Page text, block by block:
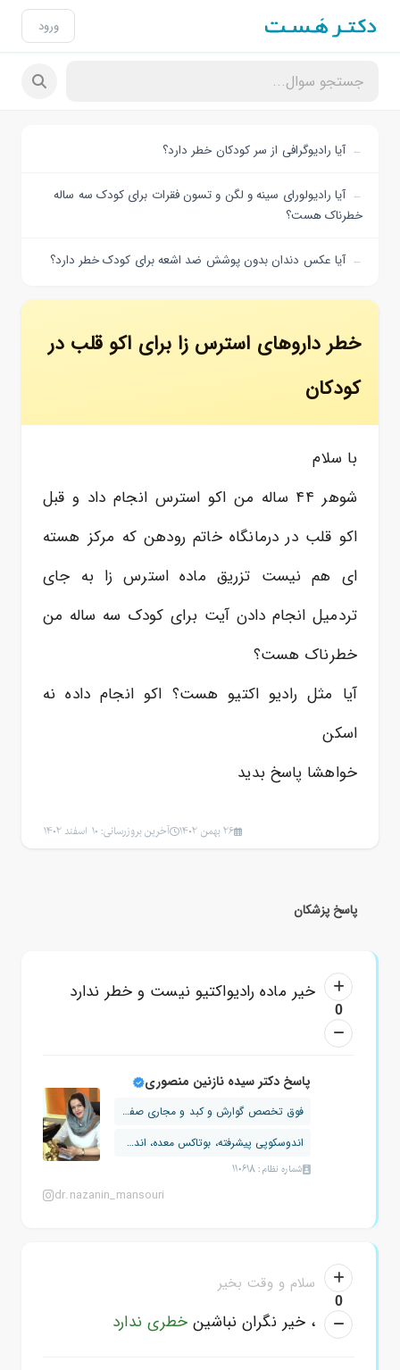
ورود
آیا رادیوگرافی از سر کودکان خطر دارد؟
آیا رادیولورای سینه و لگن و تسون فقرات برای کودک سه ساله
خطرناک هست؟
آیا عکس دندان بدون پوشش ضد اشعه برای کودک خطر دارد؟
خطر داروهای استرس زا برای اکو قلب در
کودکان
با سلام
شوهر ۴۴ ساله من اکو استرس انجام داد و قبل
اکو قلب در درمانگاه خاتم رودهن که مرکز هسته
ای هم نیست تزریق ماده استرس زا به جای
تردمیل انجام دادن آیت برای کودک سه ساله من
خطرناک هست؟
آیا مثل رادیو اکتیو هست؟ اکو انجام داده نه
اسکن
خواهشا پاسخ بدید
26 بهمن 1402 آخرین بروزرسانی: 10 اسفند 1402
پاسخ پزشکان
0
خیر ماده رادیواکتیو نیست و خطر ندارد
پاسخ دکتر سیده نازنین منصوری
فوق تخصص گوارش و کبد و مجاری صفراوی
اندوسکوپی پیشرفته، بوتاکس معده، اندوس...
شماره نظام: 110618
dr.nazanin_mansouri
0
سلام و وقت بخیر
، خیر نگران نباشین خطری ندارد